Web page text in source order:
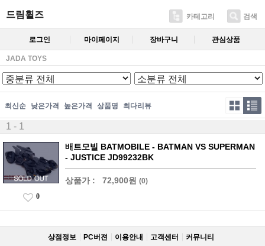
드림휠즈 카테고리 검색
로그인 마이페이지 장바구니 관심상품
JADA TOYS
최신순 낮은가격 높은가격 상품명 최다리뷰
1 - 1
배트모빌 BATMOBILE - BATMAN VS SUPERMAN
- JUSTICE JD99232BK
상품가 : 72,900원 (0)
0
상점정보 PC버젼 이용안내 고객센터 커뮤니티